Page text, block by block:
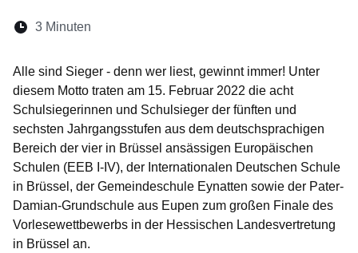
Lesedauer:
3 Minuten
Alle sind Sieger - denn wer liest, gewinnt immer! Unter
diesem Motto traten am 15. Februar 2022 die acht
Schulsiegerinnen und Schulsieger der fünften und
sechsten Jahrgangsstufen aus dem deutschsprachigen
Bereich der vier in Brüssel ansässigen Europäischen
Schulen (EEB I-IV), der Internationalen Deutschen Schule
in Brüssel, der Gemeindeschule Eynatten sowie der Pater-
Damian-Grundschule aus Eupen zum großen Finale des
Vorlesewettbewerbs in der Hessischen Landesvertretung
in Brüssel an.